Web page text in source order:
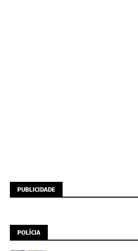
PUBLICIDADE
POLÍCIA